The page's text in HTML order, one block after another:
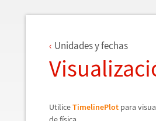
Unidades y fechas
Visualizaci
UtiliceTimelinePlot para